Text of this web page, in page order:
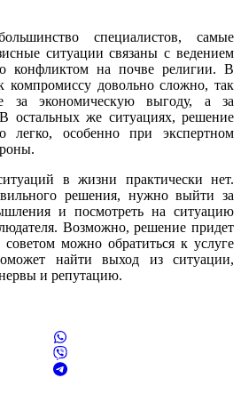
специалистов, самые
ситуации связаны с ведением
конфликтом на почве религии. В
компромиссу довольно сложно, так
экономическую выгоду, а за
остальных же ситуациях, решение
легко, особенно при экспертном
в жизни практически нет.
решения, нужно выйти за
и посмотреть на ситуацию
Возможно, решение придет
можно обратиться к услуге
найти выход из ситуации,
и репутацию.